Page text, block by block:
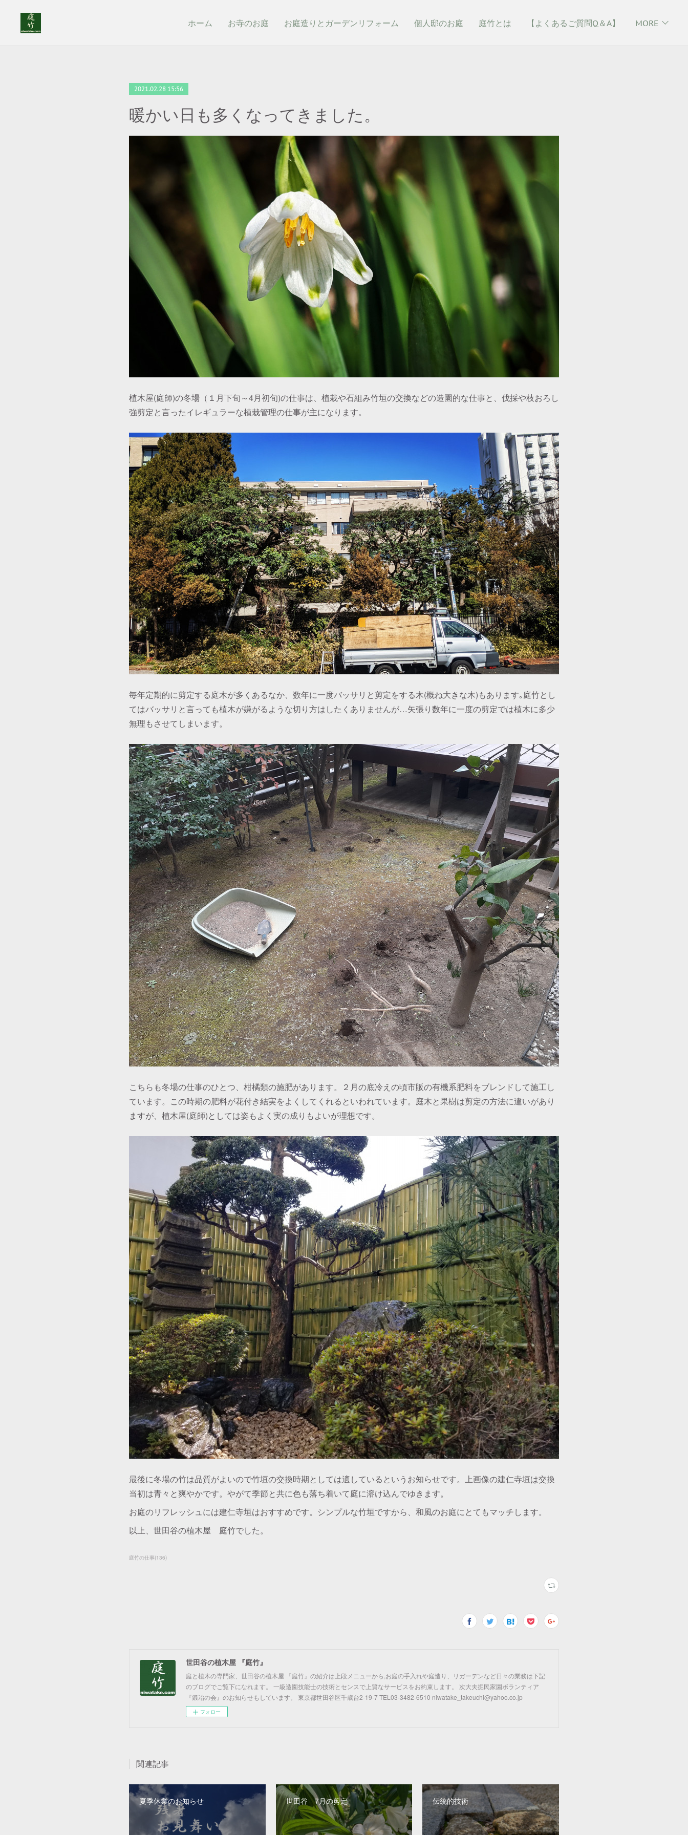
ホーム お寺のお庭 お庭造りとガーデンリフォーム 個人邸のお庭 庭竹とは 【よくあるご質問Q＆A】 MORE
2021.02.28 15:56
暖かい日も多くなってきました。
植木屋(庭師)の冬場（１月下旬～4月初旬)の仕事は、植栽や石組み竹垣の交換などの造園的な仕事と、伐採や枝おろし
強剪定と言ったイレギュラーな植栽管理の仕事が主になります。
毎年定期的に剪定する庭木が多くあるなか、数年に一度バッサリと剪定をする木(概ね大きな木)もあります｡庭竹とし
てはバッサリと言っても植木が嫌がるような切り方はしたくありませんが…矢張り数年に一度の剪定では植木に多少
無理もさせてしまいます。
こちらも冬場の仕事のひとつ、柑橘類の施肥があります。２月の底冷えの頃市販の有機系肥料をブレンドして施工し
ています。この時期の肥料が花付き結実をよくしてくれるといわれています。庭木と果樹は剪定の方法に違いがあり
ますが、植木屋(庭師)としては姿もよく実の成りもよいが理想です。
最後に冬場の竹は品質がよいので竹垣の交換時期としては適しているというお知らせです。上画像の建仁寺垣は交換
当初は青々と爽やかです。やがて季節と共に色も落ち着いて庭に溶け込んでゆきます。
お庭のリフレッシュには建仁寺垣はおすすめです。シンプルな竹垣ですから、和風のお庭にとてもマッチします。
以上、世田谷の植木屋 庭竹でした。
庭竹の仕事(136)
世田谷の植木屋 『庭竹』
庭と植木の専門家、世田谷の植木屋 『庭竹』の紹介は上段メニューから,お庭の手入れや庭造り、リガーデンなど日々の業務は下記
のブログでご覧下になれます。 一級造園技能士の技術とセンスで上質なサービスをお約束します。 次大夫掘民家園ボランティア
『鍛冶の会』のお知らせもしています。 東京都世田谷区千歳台2-19-7 TEL03-3482-6510 niwatake_takeuchi@yahoo.co.jp
フォロー
関連記事
夏季休業のお知らせ 世田谷 7月の剪定 伝統的技術